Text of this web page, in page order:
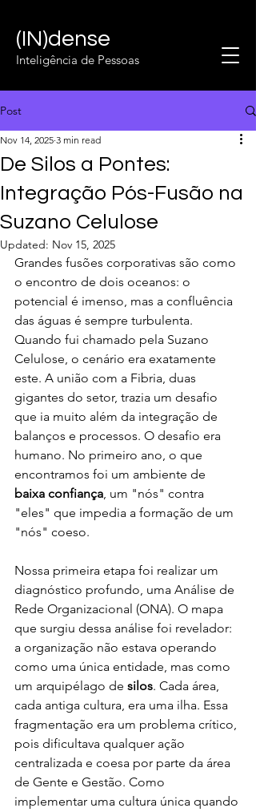
(IN)dense
Inteligência de Pessoas
Post
De Silos a Pontes:
Integração Pós-Fusão na
Suzano Celulose
Nov 14, 2025 3 min read
Updated: Nov 15, 2025
Grandes fusões corporativas são como
o encontro de dois oceanos: o
potencial é imenso, mas a confluência
das águas é sempre turbulenta.
Quando fui chamado pela Suzano
Celulose, o cenário era exatamente
este. A união com a Fibria, duas
gigantes do setor, trazia um desafio
que ia muito além da integração de
balanços e processos. O desafio era
humano. No primeiro ano, o que
encontramos foi um ambiente de
baixa confiança, um "nós" contra
"eles" que impedia a formação de um
"nós" coeso.
Nossa primeira etapa foi realizar um
diagnóstico profundo, uma Análise de
Rede Organizacional (ONA). O mapa
que surgiu dessa análise foi revelador:
a organização não estava operando
como uma única entidade, mas como
um arquipélago de silos. Cada área,
cada antiga cultura, era uma ilha. Essa
fragmentação era um problema crítico,
pois dificultava qualquer ação
centralizada e coesa por parte da área
de Gente e Gestão. Como
implementar uma cultura única quando